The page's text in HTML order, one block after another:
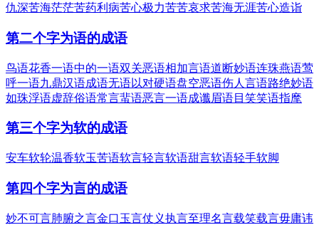
仇深苦海茫茫苦药利病苦心极力苦苦哀求苦海无涯苦心造诣
第二个字为语的成语
鸟语花香一语中的一语双关恶语相加言语道断妙语连珠燕语莺
呼一语九鼎汉语成语无语以对硬语盘空恶语伤人 言语路绝妙语
如珠浮语虚辞俗语常言蜚语恶言一语成谶眉语目笑笑语指麾
第三个字为软的成语
安车软轮温香软玉苦语软言轻言软语甜言软语轻手软脚
第四个字为言的成语
妙不可言肺腑之言金口玉言仗义执言至理名言载笑载言毋庸讳